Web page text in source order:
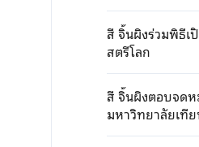
สี จิ้นผิงร่วมพิธีเ
สตรีโลก
สี จิ้นผิงตอบจด
มหาวิทยาลัยเที